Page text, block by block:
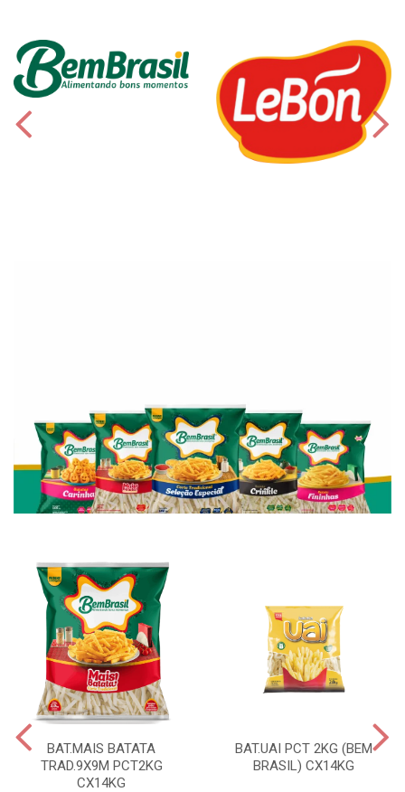
BAT.MAIS BATATA
TRAD.9X9M PCT2KG
CX14KG
BAT.UAI PCT 2KG (BEM
BRASIL) CX14KG